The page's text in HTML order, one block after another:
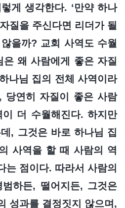
게 생각한다. ‘만약 하나
질을 주신다면 리더가 될
을까? 교회 사역도 수월
왜 사람에게 좋은 자질
나님 집의 전체 사역이라
당연히 자질이 좋은 사람
더 수월해진다. 하지만
, 그것은 바로 하나님 집
사역을 할 때 사람의 역
는 점이다. 따라서 사람의
하든, 떨어지든, 그것은
성과를 결정짓지 않으며,